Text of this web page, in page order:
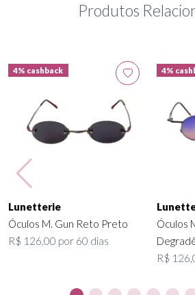
Produtos
4% cashback
Lunetterie
Óculos M. Gun Reto Preto
R$ 126,00 por 60 dias
4%
Óculos
R$